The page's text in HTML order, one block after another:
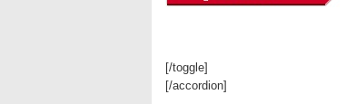
[/toggle]
[/accordion]